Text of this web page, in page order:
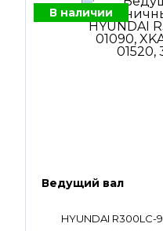
В наличии
Ведущий вал
HYUNDAI R300LC-9